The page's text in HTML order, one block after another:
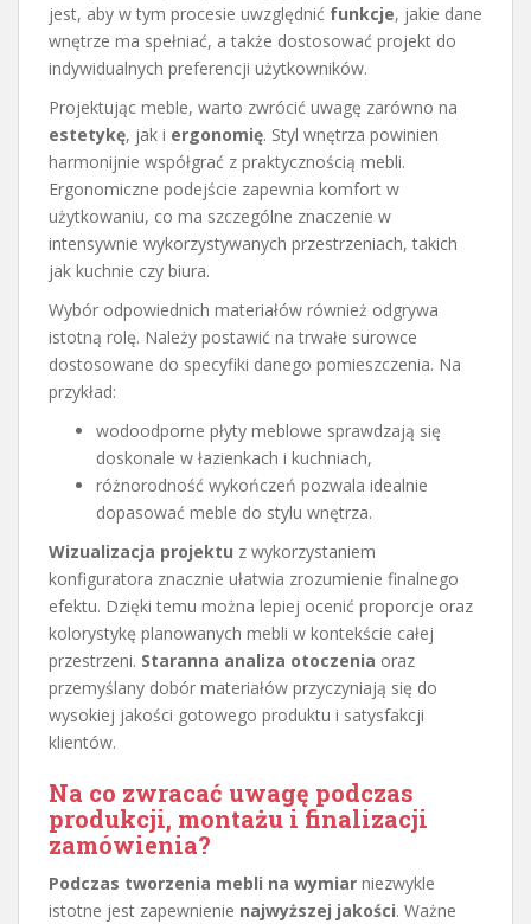
jest, aby w tym procesie uwzględnić funkcje, jakie dane
wnętrze ma spełniać, a także dostosować projekt do
indywidualnych preferencji użytkowników.
Projektując meble, warto zwrócić uwagę zarówno na
estetykę, jak i ergonomię. Styl wnętrza powinien
harmonijnie współgrać z praktycznością mebli.
Ergonomiczne podejście zapewnia komfort w
użytkowaniu, co ma szczególne znaczenie w
intensywnie wykorzystywanych przestrzeniach, takich
jak kuchnie czy biura.
Wybór odpowiednich materiałów również odgrywa
istotną rolę. Należy postawić na trwałe surowce
dostosowane do specyfiki danego pomieszczenia. Na
przykład:
wodoodporne płyty meblowe sprawdzają się
doskonale w łazienkach i kuchniach,
różnorodność wykończeń pozwala idealnie
dopasować meble do stylu wnętrza.
Wizualizacja projektu z wykorzystaniem
konfiguratora znacznie ułatwia zrozumienie finalnego
efektu. Dzięki temu można lepiej ocenić proporcje oraz
kolorystykę planowanych mebli w kontekście całej
przestrzeni. Staranna analiza otoczenia oraz
przemyślany dobór materiałów przyczyniają się do
wysokiej jakości gotowego produktu i satysfakcji
klientów.
Na co zwracać uwagę podczas
produkcji, montażu i finalizacji
zamówienia?
Podczas tworzenia mebli na wymiar niezwykle
istotne jest zapewnienie najwyższej jakości. Ważne